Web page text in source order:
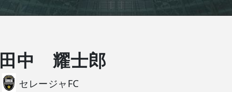
田中 耀士郎
セレージャFC